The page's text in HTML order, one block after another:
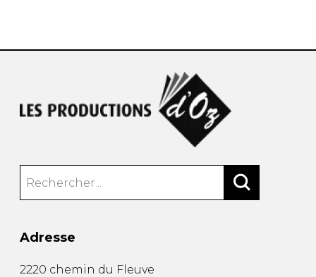
Adresse
2220 chemin du Fleuve